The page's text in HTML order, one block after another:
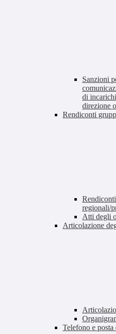
Sanzioni
di
direzione
Rendiconti
regionali/
Atti degli
Articolazione
Telefono e posta